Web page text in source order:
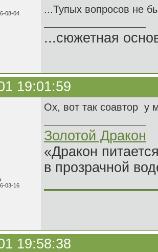
08-04
...Тупых вопросов не
...сюжетная
19:01:59
03-16
Ох, вот так соавтор у
Золотой Дракон
«Дракон
в прозрачной
19:58:38